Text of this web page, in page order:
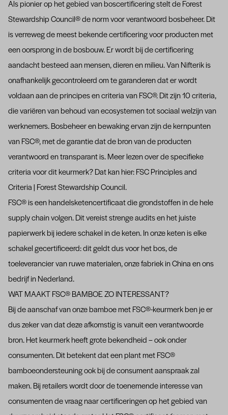
Als pionier op het gebied van boscertificering stelt de Forest
Stewardship Council® de norm voor verantwoord bosbeheer. Dit
is verreweg de meest bekende certificering voor producten met
een oorsprong in de bosbouw. Er wordt bij de certificering
aandacht besteed aan mensen, dieren en milieu. Van Nifterik is
onafhankelijk gecontroleerd om te garanderen dat er wordt
voldaan aan de principes en criteria van FSC®. Dit zijn 10 criteria,
die variëren van behoud van ecosystemen tot sociaal welzijn van
werknemers. Bosbeheer en bewaking ervan zijn de kernpunten
van FSC®, met de garantie dat de bron van de producten
verantwoord en transparant is. Meer lezen over de specifieke
criteria voor dit keurmerk? Dat kan hier: FSC Principles and
Criteria | Forest Stewardship Council .
FSC® is een handelsketencertificaat die grondstoffen in de hele
supply chain volgen. Dit vereist strenge audits en het juiste
papierwerk bij iedere schakel in de keten. In onze keten is elke
schakel gecertificeerd: dit geldt dus voor het bos, de
toeleverancier van ruwe materialen, onze fabriek in China en ons
bedrijf in Nederland.
WAT MAAKT FSC® BAMBOE ZO INTERESSANT?
Bij de aanschaf van onze bamboe met FSC®-keurmerk ben je er
dus zeker van dat deze afkomstig is vanuit een verantwoorde
bron. Het keurmerk heeft grote bekendheid – ook onder
consumenten. Dit betekent dat een plant met FSC®
bamboeondersteuning ook bij de consument aanspraak zal
maken. Bij retailers wordt door de toenemende interesse van
consumenten de vraag naar certificeringen op het gebied van